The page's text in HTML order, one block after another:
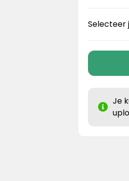
Selecteer
Je